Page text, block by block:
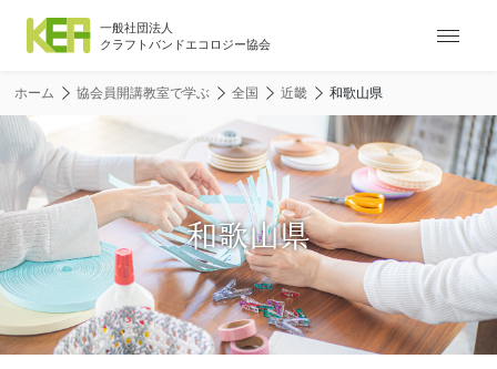
ナ
ー
シ
ョ
メ
ニ
ュ
ホーム 協会員開講教室で学ぶ 全国 近畿 和歌山県
和歌山県